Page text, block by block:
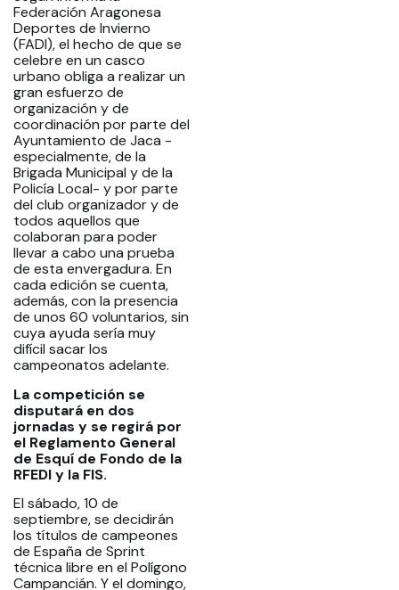
Federación Aragonesa
Deportes de Invierno
(FADI), el hecho de que se
celebre en un casco
urbano obliga a realizar un
gran esfuerzo de
organización y de
coordinación por parte del
Ayuntamiento de Jaca -
especialmente, de la
Brigada Municipal y de la
Policía Local- y por parte
del club organizador y de
todos aquellos que
colaboran para poder
llevar a cabo una prueba
de esta envergadura. En
cada edición se cuenta,
además, con la presencia
de unos 60 voluntarios, sin
cuya ayuda sería muy
difícil sacar los
campeonatos adelante.
La competición se
disputará en dos
jornadas y se regirá por
el Reglamento General
de Esquí de Fondo de la
RFEDI y la FIS.
El sábado, 10 de
septiembre, se decidirán
los títulos de campeones
de España de Sprint
técnica libre en el Polígono
Campancián. Y el domingo,